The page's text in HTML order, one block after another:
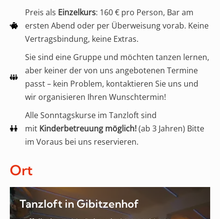
Preis als Einzelkurs: 160 € pro Person, Bar am
ersten Abend oder per Überweisung vorab. Keine
Vertragsbindung, keine Extras.
Sie sind eine Gruppe und möchten tanzen lernen,
aber keiner der von uns angebotenen Termine
passt – kein Problem, kontaktieren Sie uns und
wir organisieren Ihren Wunschtermin!
Alle Sonntagskurse im Tanzloft sind
mit Kinderbetreuung möglich!(ab 3 Jahren) Bitte
im Voraus bei uns reservieren.
Ort
Tanzloft in Gibitzenhof